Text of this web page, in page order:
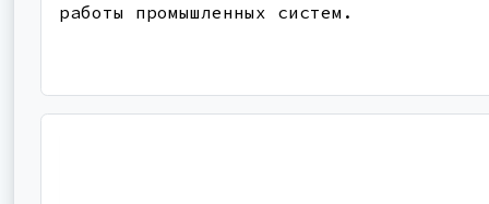
работы промышленных систем.